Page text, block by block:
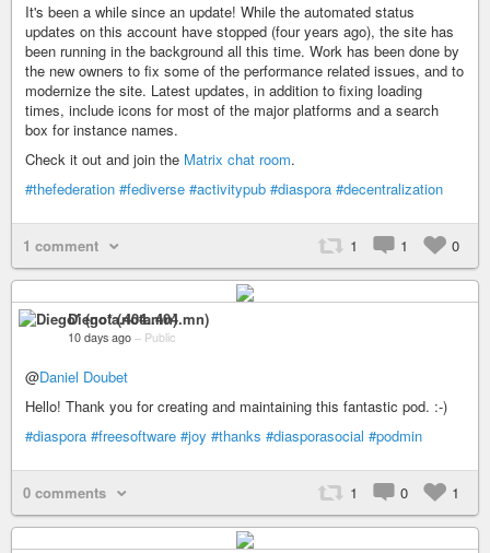
It's been a while since an update! While the automated status
updates on this account have stopped (four years ago), the site has
been running in the background all this time. Work has been done by
the new owners to fix some of the performance related issues, and to
modernize the site. Latest updates, in addition to fixing loading
times, include icons for most of the major platforms and a search
box for instance names.
Check it out and join the Matrix chat room.
#thefederation #fediverse #activitypub #diaspora #decentralization
1 comment 1 1 0
Diego* (nota.404.mn)
10 days ago – Public
@Daniel Doubet
Hello! Thank you for creating and maintaining this fantastic pod. :-)
#diaspora #freesoftware #joy #thanks #diasporasocial #podmin
0 comments 1 0 1